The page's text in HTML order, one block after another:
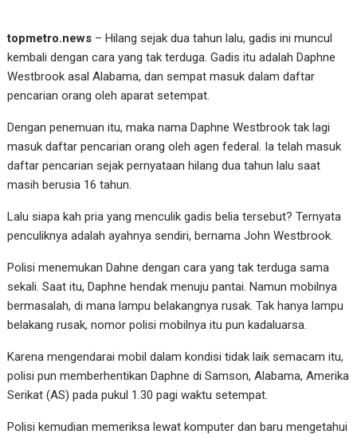
topmetro.news – Hilang sejak dua tahun lalu, gadis ini muncul
kembali dengan cara yang tak terduga. Gadis itu adalah Daphne
Westbrook asal Alabama, dan sempat masuk dalam daftar
pencarian orang oleh aparat setempat.
Dengan penemuan itu, maka nama Daphne Westbrook tak lagi
masuk daftar pencarian orang oleh agen federal. Ia telah masuk
daftar pencarian sejak pernyataan hilang dua tahun lalu saat
masih berusia 16 tahun.
Lalu siapa kah pria yang menculik gadis belia tersebut? Ternyata
penculiknya adalah ayahnya sendiri, bernama John Westbrook.
Polisi menemukan Dahne dengan cara yang tak terduga sama
sekali. Saat itu, Daphne hendak menuju pantai. Namun mobilnya
bermasalah, di mana lampu belakangnya rusak. Tak hanya lampu
belakang rusak, nomor polisi mobilnya itu pun kadaluarsa.
Karena mengendarai mobil dalam kondisi tidak laik semacam itu,
polisi pun memberhentikan Daphne di Samson, Alabama, Amerika
Serikat (AS) pada pukul 1.30 pagi waktu setempat.
Polisi kemudian memeriksa lewat komputer dan baru mengetahui